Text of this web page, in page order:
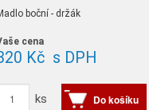
boční - držák
cena
Kč s DPH
ks Do košíku